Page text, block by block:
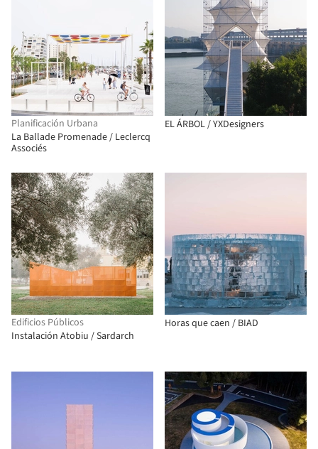
Planificación Urbana
La Ballade Promenade / Leclercq
Associés
EL ÁRBOL / YXDesigners
Edificios Públicos
Instalación Atobiu / Sardarch
Horas que caen / BIAD